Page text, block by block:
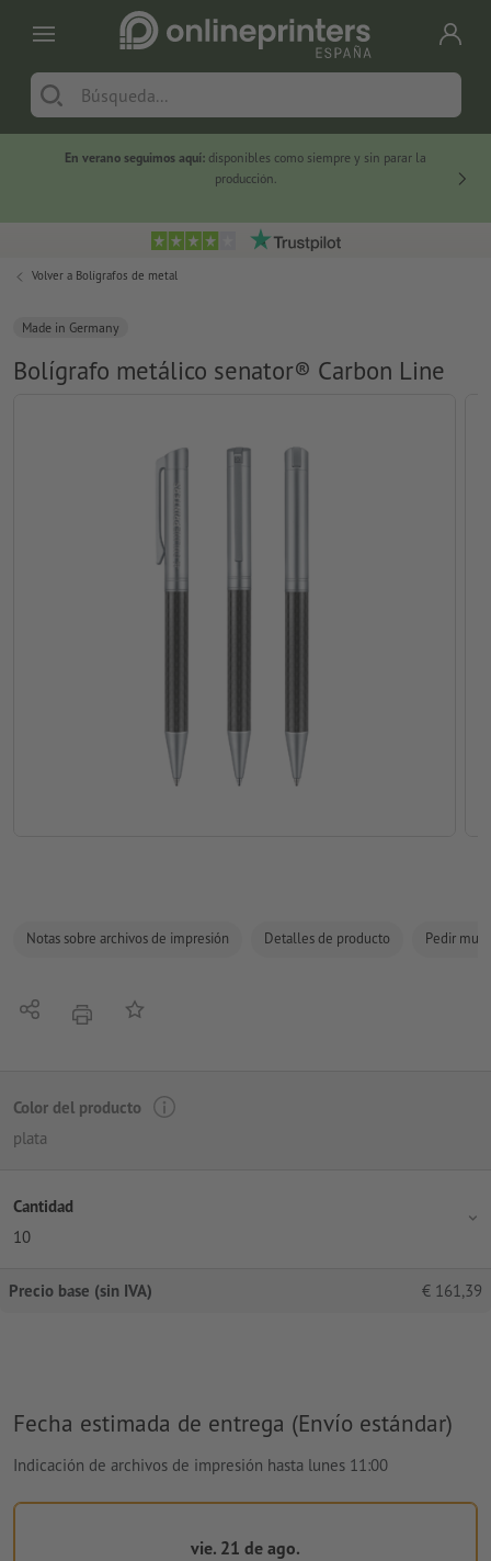
En verano seguimos aquí: disponibles como siempre y sin parar la
producción.
Volver a Bolígrafos de metal
Made in Germany
Bolígrafo metálico senator® Carbon Line
Notas sobre archivos de impresión Detalles de producto Pedir
CompartirimprimirAñadir a lista de favoritos
Color del producto
plata
Cantidad
10
Precio base (sin IVA) € 161,39
Fecha estimada de entrega (Envío estándar)
Indicación de archivos de impresión hasta lunes 11:00
vie. 21 de ago.